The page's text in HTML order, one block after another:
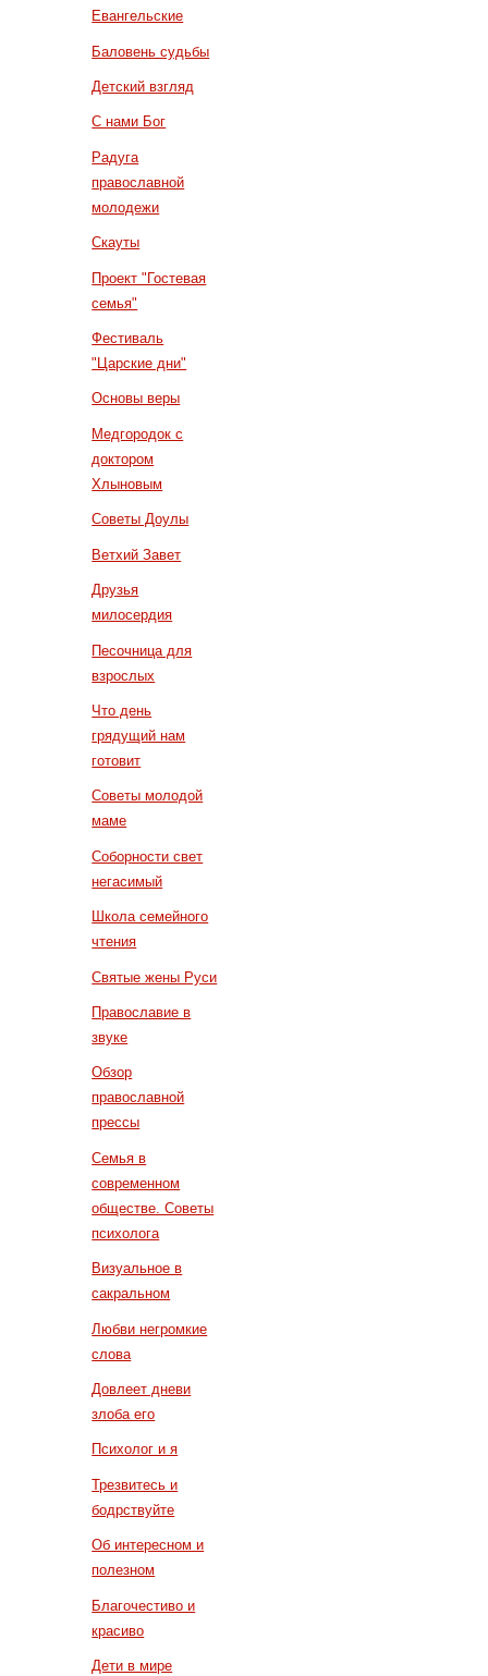
Евангельские
Баловень судьбы
Детский взгляд
С нами Бог
Радуга
православной
молодежи
Скауты
Проект "Гостевая
семья"
Фестиваль
"Царские дни"
Основы веры
Медгородок с
доктором
Хлыновым
Советы Доулы
Ветхий Завет
Друзья
милосердия
Песочница для
взрослых
Что день
грядущий нам
готовит
Советы молодой
маме
Соборности свет
негасимый
Школа семейного
чтения
Святые жены Руси
Православие в
звуке
Обзор
православной
прессы
Семья в
современном
обществе. Советы
психолога
Визуальное в
сакральном
Любви негромкие
слова
Довлеет дневи
злоба его
Психолог и я
Трезвитесь и
бодрствуйте
Об интересном и
полезном
Благочестиво и
красиво
Дети в мире